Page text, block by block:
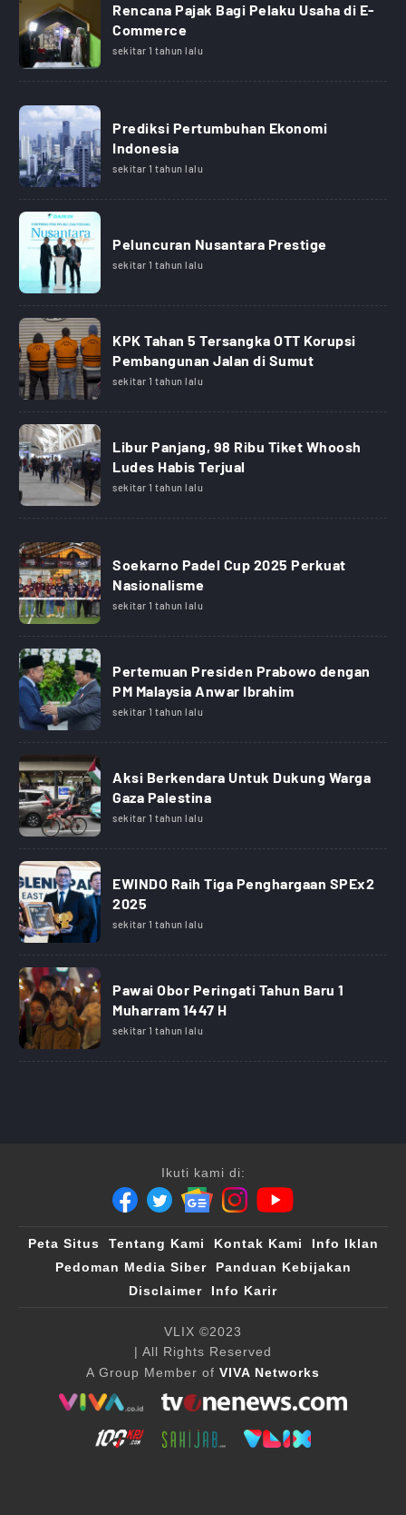
Rencana Pajak Bagi Pelaku Usaha di E-
Commerce
sekitar 1 tahun lalu
Prediksi Pertumbuhan Ekonomi
Indonesia
sekitar 1 tahun lalu
Peluncuran Nusantara Prestige
sekitar 1 tahun lalu
KPK Tahan 5 Tersangka OTT Korupsi
Pembangunan Jalan di Sumut
sekitar 1 tahun lalu
Libur Panjang, 98 Ribu Tiket Whoosh
Ludes Habis Terjual
sekitar 1 tahun lalu
Soekarno Padel Cup 2025 Perkuat
Nasionalisme
sekitar 1 tahun lalu
Pertemuan Presiden Prabowo dengan
PM Malaysia Anwar Ibrahim
sekitar 1 tahun lalu
Aksi Berkendara Untuk Dukung Warga
Gaza Palestina
sekitar 1 tahun lalu
EWINDO Raih Tiga Penghargaan SPEx2
2025
sekitar 1 tahun lalu
Pawai Obor Peringati Tahun Baru 1
Muharram 1447 H
sekitar 1 tahun lalu
Ikuti kami di:
Peta Situs Tentang Kami Kontak Kami
Info Iklan
Pedoman Media Siber
Panduan Kebijakan
Disclaimer
Info Karir
VLIX ©2023
| All Rights Reserved
A Group Member of VIVA Networks